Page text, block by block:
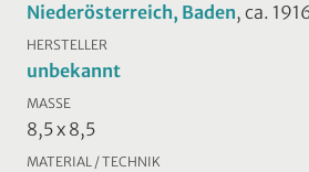
Niederösterreich, Baden, ca.
HERSTELLER
unbekannt
MASSE
8,5 x 8,5
MATERIAL / TECHNIK